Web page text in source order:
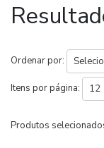
Ordenar por:
Itens por página:
Produtos